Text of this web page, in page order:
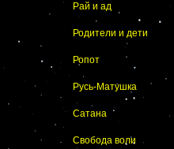
Рай и ад
Родители и дети
Ропот
Русь-Матушка
Сатана
Свобода воли